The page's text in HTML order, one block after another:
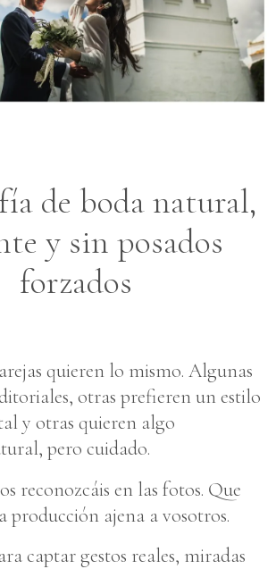
de boda natural,
y sin posados
forzados
quieren lo mismo. Algunas
otras prefieren un estilo
y otras quieren algo
pero cuidado.
reconozcáis en las fotos. Que
producción ajena a vosotros.
captar gestos reales, miradas